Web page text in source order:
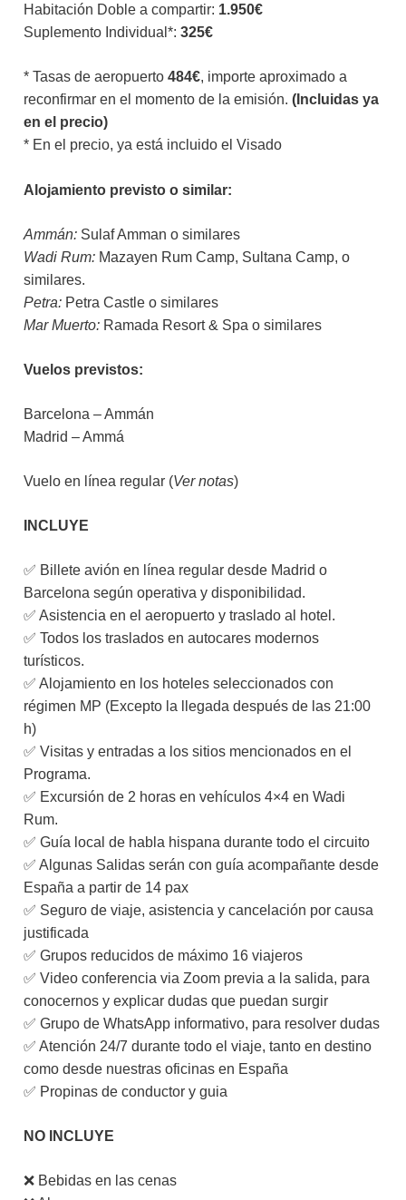
Habitación Doble a compartir: 1.950€
Suplemento Individual*: 325€
* Tasas de aeropuerto 484€, importe aproximado a
reconfirmar en el momento de la emisión. (Incluidas ya
en el precio)
* En el precio, ya está incluido el Visado
Alojamiento previsto o similar:
Ammán: Sulaf Amman o similares
Wadi Rum: Mazayen Rum Camp, Sultana Camp, o
similares.
Petra: Petra Castle o similares
Mar Muerto: Ramada Resort & Spa o similares
Vuelos previstos:
Barcelona – Ammán
Madrid – Ammá
Vuelo en línea regular (Ver notas)
INCLUYE
✅ Billete avión en línea regular desde Madrid o
Barcelona según operativa y disponibilidad.
✅ Asistencia en el aeropuerto y traslado al hotel.
✅ Todos los traslados en autocares modernos
turísticos.
✅ Alojamiento en los hoteles seleccionados con
régimen MP (Excepto la llegada después de las 21:00
h)
✅ Visitas y entradas a los sitios mencionados en el
Programa.
✅ Excursión de 2 horas en vehículos 4×4 en Wadi
Rum.
✅ Guía local de habla hispana durante todo el circuito
✅ Algunas Salidas serán con guía acompañante desde
España a partir de 14 pax
✅ Seguro de viaje, asistencia y cancelación por causa
justificada
✅ Grupos reducidos de máximo 16 viajeros
✅ Video conferencia via Zoom previa a la salida, para
conocernos y explicar dudas que puedan surgir
✅ Grupo de WhatsApp informativo, para resolver dudas
✅ Atención 24/7 durante todo el viaje, tanto en destino
como desde nuestras oficinas en España
✅ Propinas de conductor y guia
NO INCLUYE
❌ Bebidas en las cenas